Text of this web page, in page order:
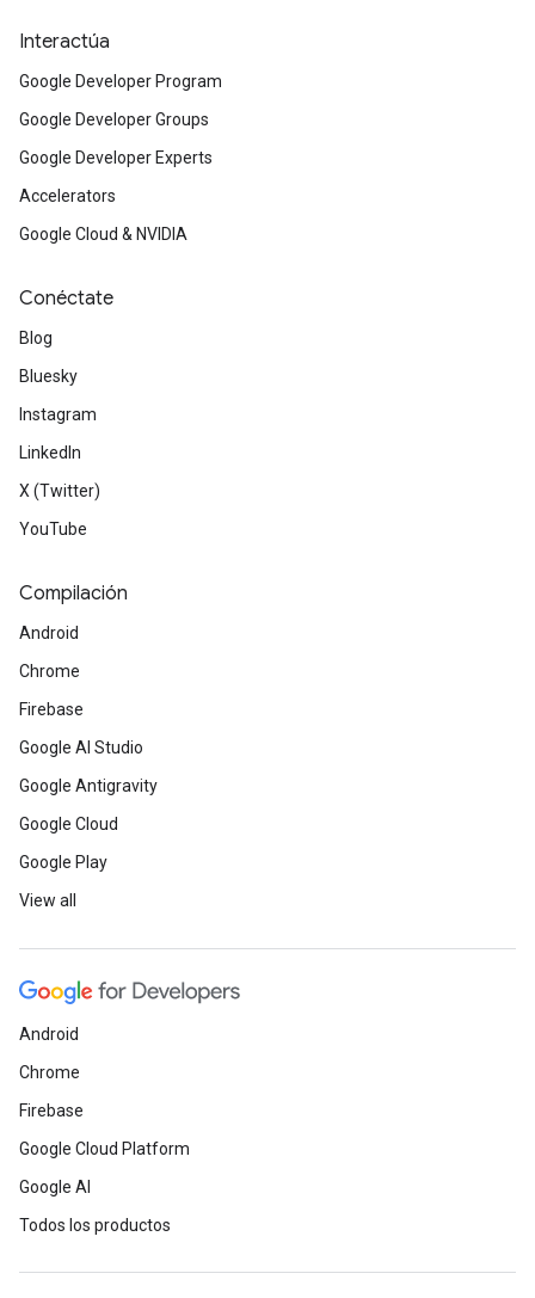
Interactúa
Google Developer Program
Google Developer Groups
Google Developer Experts
Accelerators
Google Cloud & NVIDIA
Conéctate
Blog
Bluesky
Instagram
LinkedIn
X (Twitter)
YouTube
Compilación
Android
Chrome
Firebase
Google AI Studio
Google Antigravity
Google Cloud
Google Play
View all
Android
Chrome
Firebase
Google Cloud Platform
Google AI
Todos los productos